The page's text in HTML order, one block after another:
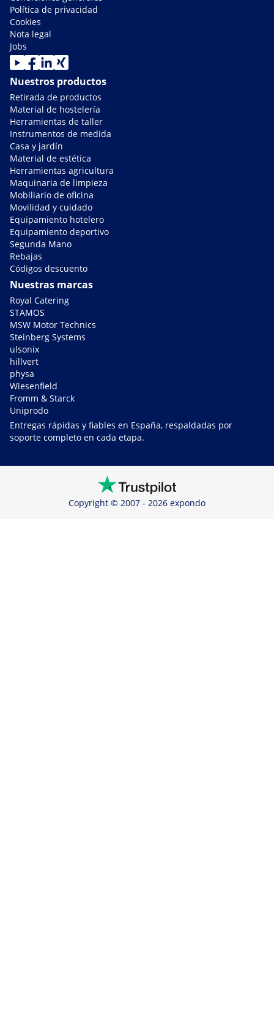
Política de privacidad
Cookies
Nota legal
Jobs
Nuestros productos
Retirada de productos
Material de hostelería
Herramientas de taller
Instrumentos de medida
Casa y jardín
Material de estética
Herramientas agricultura
Maquinaria de limpieza
Mobiliario de oficina
Movilidad y cuidado
Equipamiento hotelero
Equipamiento deportivo
Segunda Mano
Rebajas
Códigos descuento
Nuestras marcas
Royal Catering
STAMOS
MSW Motor Technics
Steinberg Systems
ulsonix
hillvert
physa
Wiesenfield
Fromm & Starck
Uniprodo
Entregas rápidas y fiables en España, respaldadas por
soporte completo en cada etapa.
Copyright © 2007 - 2026 expondo